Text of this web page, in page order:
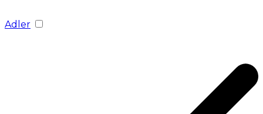
Adler